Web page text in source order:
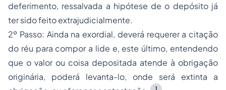
deferimento, ressalvada a hipótese de o depósito já
ter sido feito extrajudicialmente.
2º Passo: Ainda na exordial, deverá requerer a citação
do réu para compor a lide e, este último, entendendo
que o valor ou coisa depositada atende à obrigação
originária, poderá levanta-lo, onde será extinta a